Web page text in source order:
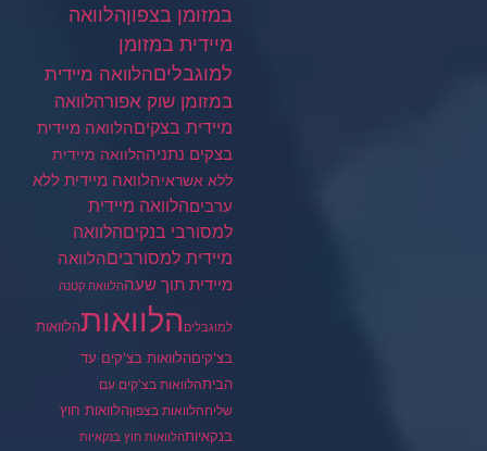
במזומן בצפוןהלוואה
מיידית במזומן
למוגבליםהלוואה מיידית
במזומן שוק אפורהלוואה
מיידית בצקיםהלוואה מיידית
בצקים נתניההלוואה מיידית
ללא אשראיהלוואה מיידית ללא
ערביםהלוואה מיידית
למסורבי בנקיםהלוואה
מיידית למסורביםהלוואה
מיידית תוך שעההלוואה קטנה
למוגבלים הלוואותהלוואות
בצ'קיםהלוואות בצ'קים עד
הביתהלוואות בצ'קים עם
שליחהלוואות בצפוןהלוואות חוץ
בנקאיותהלוואות חוץ בנקאיות